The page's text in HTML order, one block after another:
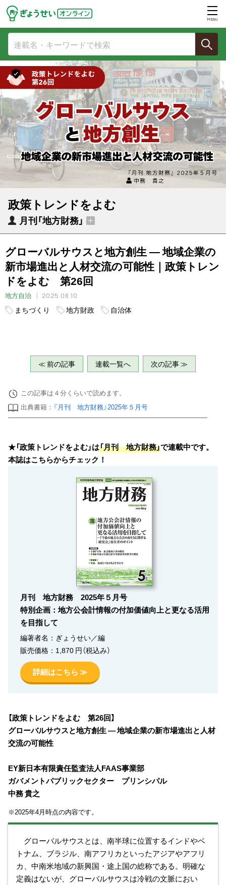
MENU
政策トレンドをよむ
月刊「地方財務」
グローバルサウスと地方創生 ― 地域企業の
新市場進出と人材交流の可能性｜政策トレン
ドをよむ 第26回
地方自治
2025.06.10
まちづくり
地方財政 自治体
≪ 前の記事 連載一覧へ 次の記事 ≫
この記事は４分くらいで読めます。
出典書籍： 『月刊 地方財務』2025年５月号
★「政策トレンドをよむ」は「月刊 地方財務」で連載中です。
本誌はこちらからチェック！
月刊 地方財務 2025年５月号
特別企画：地方公会計情報の付加価値向上と更なる活用
を目指して
編著者名：ぎょうせい／編
販売価格：1,870 円（税込み）
詳細はこちら ≫
【政策トレンドをよむ 第26回】
グローバルサウスと地方創生 ― 地域企業の新市場進出と人材
交流の可能性
EY新日本有限責任監査法人FAAS事業部
ガバメントパブリックセクター プリンシパル
中務 貴之
※2025年4月時点の内容です。
グローバルサウスとは、南半球に位置するインドやベ
トナム、ブラジル、南アフリカといったアジアやアフリ
カ、中南米地域の新興国・途上国の総称である。明確な
定義はないが、グローバルサウスは冷戦の文脈におい